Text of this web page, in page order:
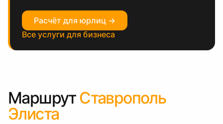
Расчёт для юрлиц →
Все услуги для бизнеса
МаршрутСтаврополь
Элиста